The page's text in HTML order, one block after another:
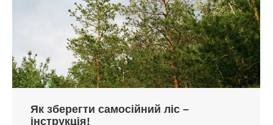
Як зберегти самосійний ліс –
інструкція!